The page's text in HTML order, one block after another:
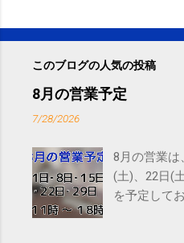
このブログの人気の投稿
8月の営業予定
7/28/2026
8月の営業は
(土)、22日(
を予定して
す。 電話